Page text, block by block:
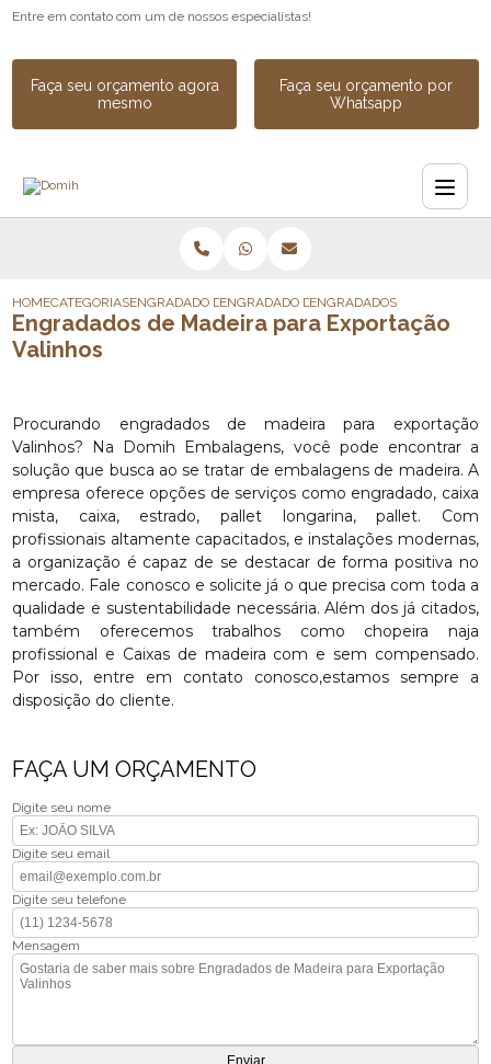
Entre em contato com um de nossos especialistas!
Faça seu orçamento agora
mesmo
Faça seu orçamento por
Whatsapp
HOMECATEGORIASENGRADADO DE MADEIRAENGRADADO DE MADEIRA PARA
ENGRADADOS DE MADEIRA
Engradados de Madeira para Exportação
Valinhos
Procurando engradados de madeira para exportação
Valinhos? Na Domih Embalagens, você pode encontrar a
solução que busca ao se tratar de embalagens de madeira. A
empresa oferece opções de serviços como engradado, caixa
mista, caixa, estrado, pallet longarina, pallet. Com
profissionais altamente capacitados, e instalações modernas,
a organização é capaz de se destacar de forma positiva no
mercado. Fale conosco e solicite já o que precisa com toda a
qualidade e sustentabilidade necessária. Além dos já citados,
também oferecemos trabalhos como chopeira naja
profissional e Caixas de madeira com e sem compensado.
Por isso, entre em contato conosco,estamos sempre a
disposição do cliente.
FAÇA UM ORÇAMENTO
Digite seu nome
Digite seu email
Digite seu telefone
Mensagem